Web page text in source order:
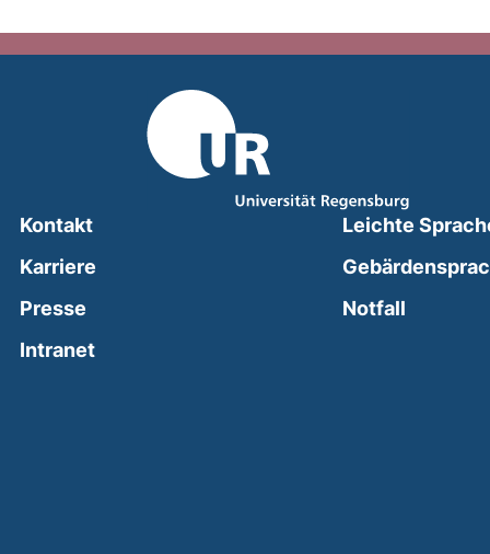
Kontakt
Karriere
Presse
Intranet(external link, opens in a new window)
Leichte
Notfall